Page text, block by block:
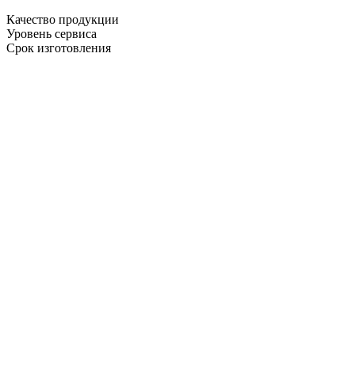
Качество продукции
Уровень сервиса
Срок изготовления